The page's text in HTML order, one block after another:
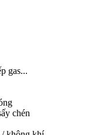
gas...
chén